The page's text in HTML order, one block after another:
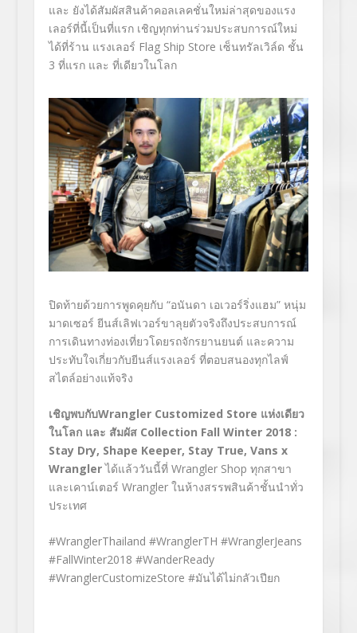
และ ยังได้สัมผัสสินค้าคอลเลคชั่นใหม่ล่าสุดของแรง
เลอร์ที่นี้เป็นที่แรก เชิญทุกท่านร่วมประสบการณ์ใหม่
ได้ที่ร้าน แรงเลอร์ Flag Ship Store เซ็นทรัลเวิล์ด ชั้น
3 ที่แรก และ ที่เดียวในโลก
ปิดท้ายด้วยการพูดคุยกับ “อนันดา เอเวอร์ริ่งแฮม” หนุ่ม
มาดเซอร์ ยีนส์เลิฟเวอร์ขาลุยตัวจริงถึงประสบการณ์
การเดินทางท่องเที่ยวโดยรถจักรยานยนต์ และความ
ประทับใจเกี่ยวกับยีนส์แรงเลอร์ ที่ตอบสนองทุกไลฟ์
สไตล์อย่างแท้จริง
เชิญพบกับWrangler Customized Store แห่งเดียว
ในโลก และ สัมผัส Collection Fall Winter 2018 :
Stay Dry, Shape Keeper, Stay True, Vans x
Wranglerได้แล้ววันนี้ที่ Wrangler Shop ทุกสาขา
และเคาน์เตอร์ Wrangler ในห้างสรรพสินค้าชั้นนำทั่ว
ประเทศ
#WranglerThailand #WranglerTH #WranglerJeans
#FallWinter2018 #WanderReady
#WranglerCustomizeStore #มันได้ไม่กลัวเปียก